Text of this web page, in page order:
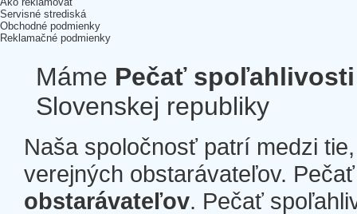
Servisné strediská
Obchodné podmienky
Reklamačné podmienky
Máme Pečať spoľahlivosti
Slovenskej republiky
Naša spoločnosť patrí medzi
verejných obstarávateľov.
obstarávateľov. Pečať